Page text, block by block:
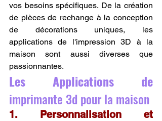
vos besoins spécifiques. De la création
de pièces de rechange à la conception
de décorations uniques, les
applications de l'impression 3D à la
maison sont aussi diverses que
passionnantes.
imprimante 3d pour la maison
1. Personnalisation et